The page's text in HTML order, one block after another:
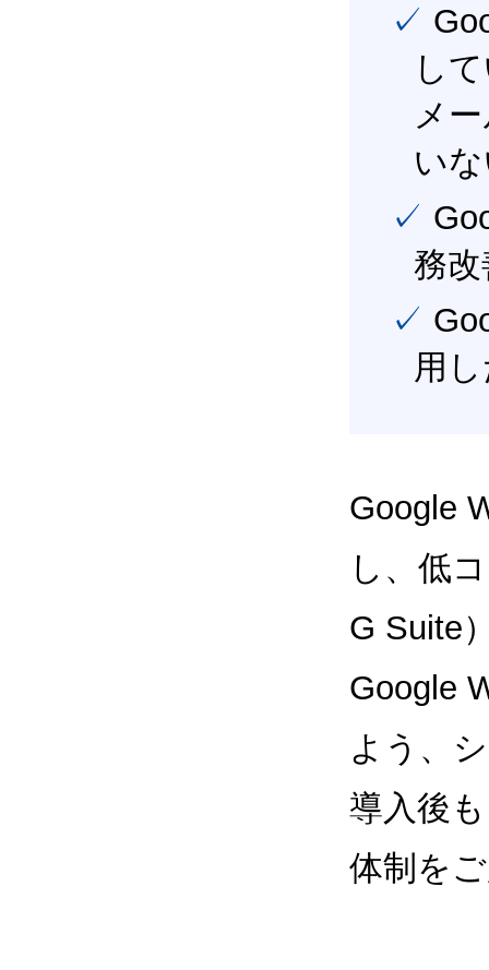
✓ Google Workspace（旧G Suite） を社内で導入
し
メ
い
✓ Google Workspace（旧G Suite） を活用し、業
務
✓ Google Workspace（旧G Suite） を最大限に活
用
Google
し、低
G Suite
Google
よう、
導入後
体制を